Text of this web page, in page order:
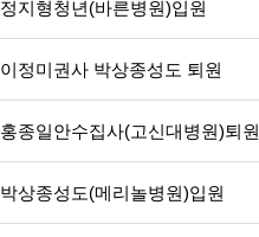
정지형청년(바른병원)입원
이정미권사 박상종성도 퇴원
홍종일안수집사(고신대병원)퇴원
박상종성도(메리놀병원)입원